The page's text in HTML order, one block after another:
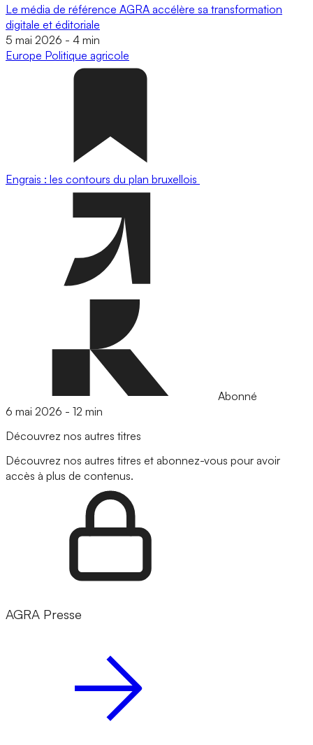
Le média de référence AGRA accélère sa transformation
digitale et éditoriale
5 mai 2026 - 4 min
Europe Politique agricole
Engrais : les contours du plan bruxellois
Abonné
6 mai 2026 - 12 min
Découvrez nos autres titres
Découvrez nos autres titres et abonnez-vous pour avoir
accès à plus de contenus.
AGRA Presse